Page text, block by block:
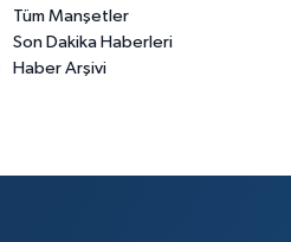
Tüm Manşetler
Son Dakika Haberleri
Haber Arşivi